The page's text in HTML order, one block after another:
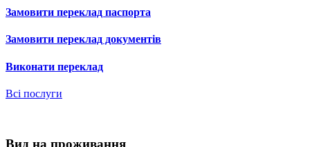
Замовити переклад паспорта
Замовити переклад документів
Виконати переклад
Всі послуги
Вид на проживання